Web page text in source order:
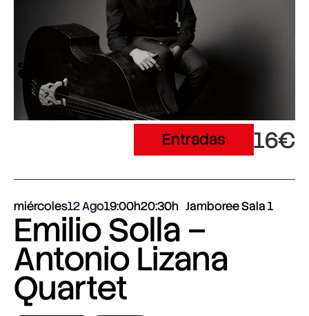
Entradas 16€
miércoles12 Ago19:00h20:30h Jamboree Sala 1
Emilio Solla –
Antonio Lizana
Quartet